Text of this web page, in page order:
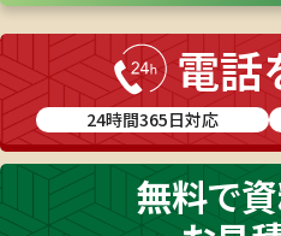
電話
24時間365日対応
無料で